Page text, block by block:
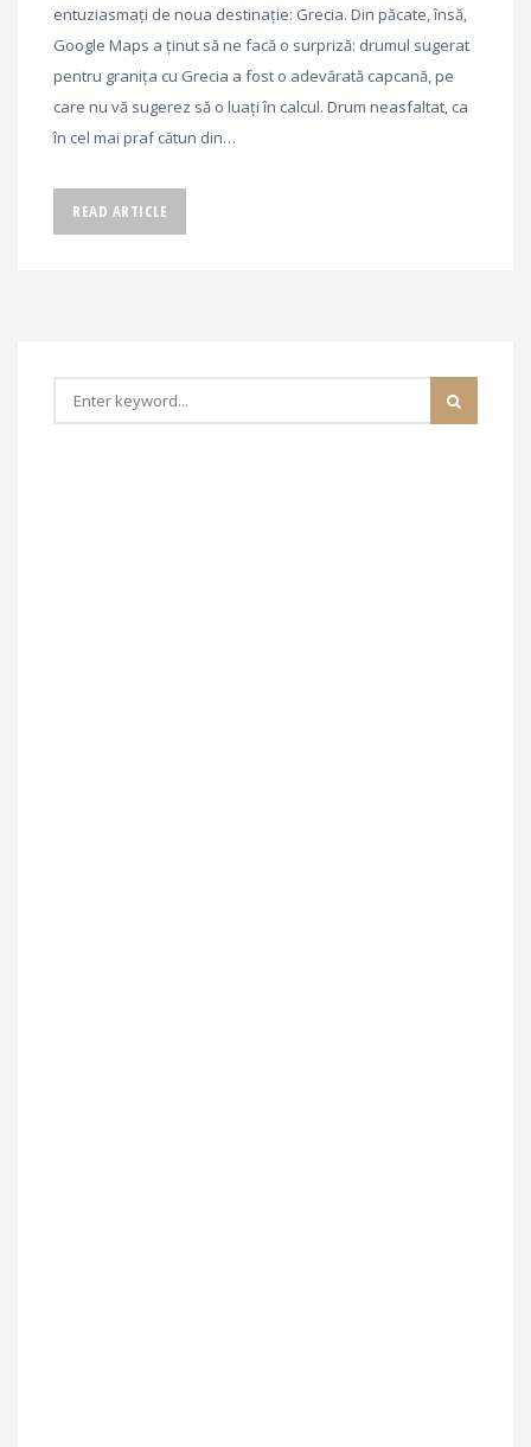
entuziasmați de noua destinație: Grecia. Din păcate, însă,
Google Maps a ținut să ne facă o surpriză: drumul sugerat
pentru granița cu Grecia a fost o adevărată capcană, pe
care nu vă sugerez să o luați în calcul. Drum neasfaltat, ca
în cel mai praf cătun din…
READ ARTICLE